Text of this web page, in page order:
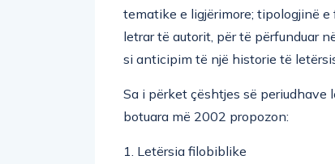
tematike e ligjërimore; tipologjinë
letrar të autorit, për të përfunduar
si anticipim të një historie të
Sa i përket çështjes së periudhave
botuara më 2002 propozon:
1. Letërsia filobiblike